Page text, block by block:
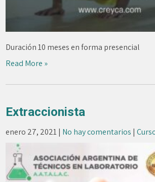
Duración 10 meses en forma presencial
Read More »
Extraccionista
enero 27, 2021| No hay comentarios |